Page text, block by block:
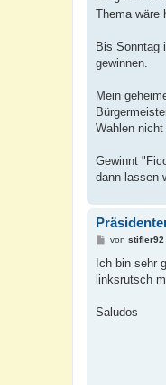
r
Thema wäre
Bis Sonntag
gewinnen.
Mein
Wahlen nicht
Gewinnt
dann lassen
B
i
r
von stifler92
Ich bin sehr
linksrutsch
Saludos